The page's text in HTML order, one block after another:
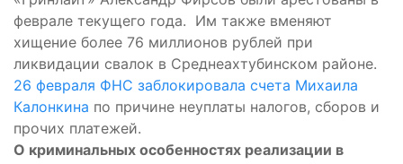
феврале текущего года. Им также вменяют
хищение более 76 миллионов рублей при
ликвидации свалок в Среднеахтубинском районе.
26 февраля ФНС заблокировала счета Михаила
Калонкина по причине неуплаты налогов, сборов и
прочих платежей.
О криминальных особенностях реализации в